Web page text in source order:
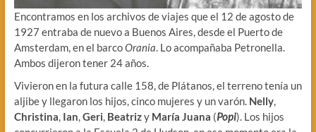
Encontramos en los archivos de viajes que el 12 de agosto de
1927 entraba de nuevo a Buenos Aires, desde el Puerto de
Amsterdam, en el barcoOrania . Lo acompañaba Petronella.
Ambos dijeron tener 24 años.
Vivieron en la futura calle 158, de Plátanos, el terreno tenía un
aljibe y llegaron los hijos, cinco mujeres y un varón. Nelly,
Christina Ian Geri Beatrizy María Juana (Popi). Los hijos